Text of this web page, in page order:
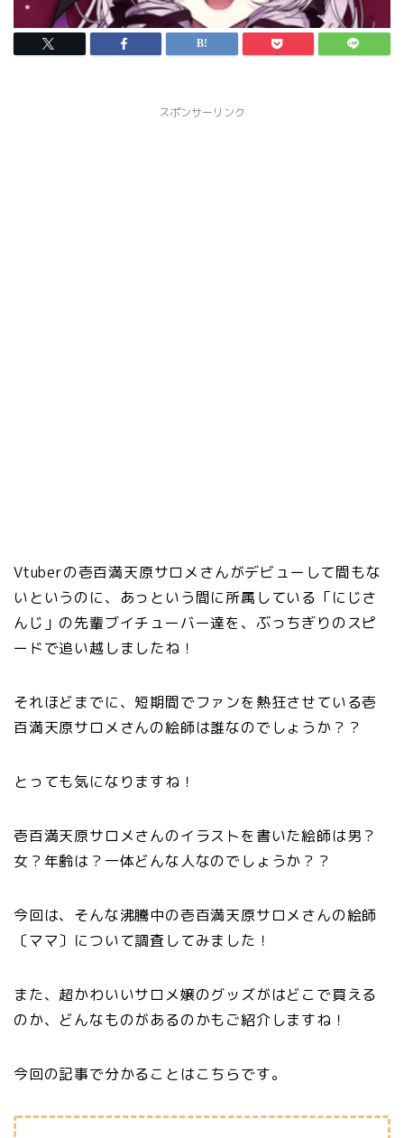
スポンサーリンク
Vtuberの壱百満天原サロメさんがデビューして間もな
いというのに、あっという間に所属している「にじさ
んじ」の先輩ブイチューバー達を、ぶっちぎりのスピ
ードで追い越しましたね！
それほどまでに、短期間でファンを熱狂させている壱
百満天原サロメさんの絵師は誰なのでしょうか？？
とっても気になりますね！
壱百満天原サロメさんのイラストを書いた絵師は男？
女？年齢は？一体どんな人なのでしょうか？？
今回は、そんな沸騰中の壱百満天原サロメさんの絵師
〔ママ〕について調査してみました！
また、超かわいいサロメ嬢のグッズがはどこで買える
のか、どんなものがあるのかもご紹介しますね！
今回の記事で分かることはこちらです。